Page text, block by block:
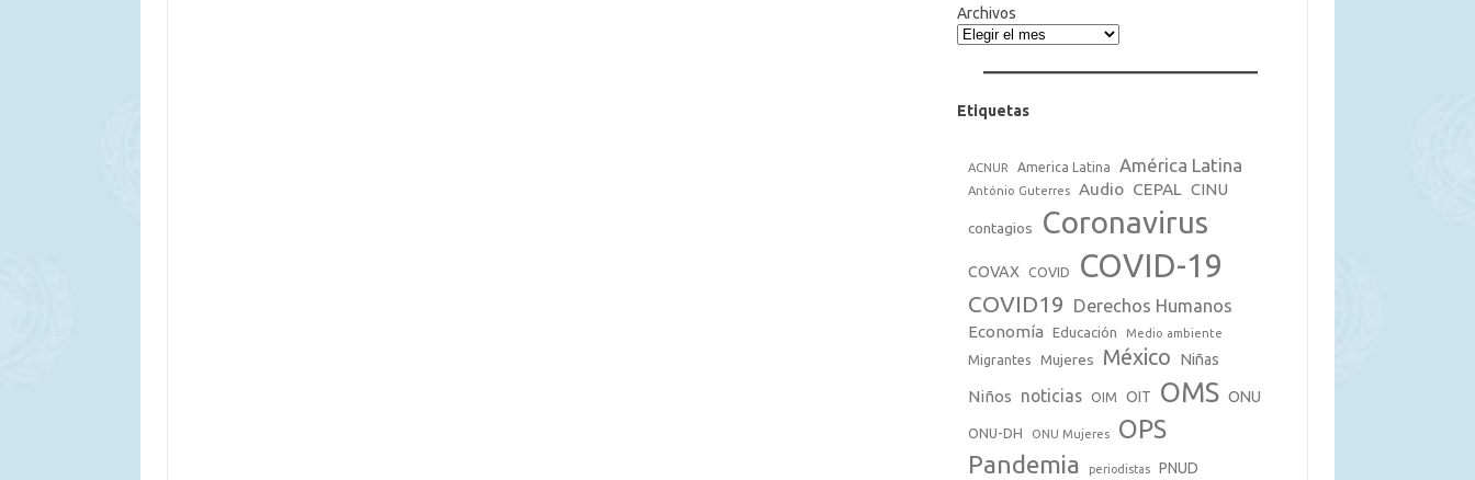
Archivos
Etiquetas
ACNUR America Latina América Latina
António Guterres Audio CEPAL CINU
contagios Coronavirus
COVAX COVID COVID-19
COVID19 Derechos Humanos
Economía Educación Medio ambiente
Migrantes Mujeres México Niñas
Niños noticias OIM OIT OMS ONU
ONU-DH ONU Mujeres OPS
Pandemia periodistas PNUD